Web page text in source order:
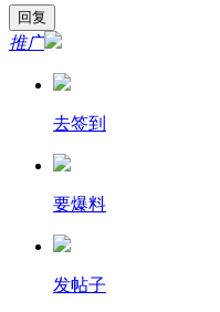
推广
去签到
要爆料
发帖子